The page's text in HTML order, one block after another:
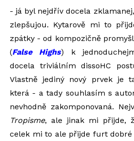
- já byl nejdřív docela
zlepšujou. Kytarově mi to
zpátky - od kompozičně
(False Highs) k
docela triviálním dissoHC
Vlastně jediný nový prvek je
která - a tady souhlasím s
nevhodně zakomponovaná.
Tropisme, ale jinak mi přijde,
celek mi to ale přijde furt dobré